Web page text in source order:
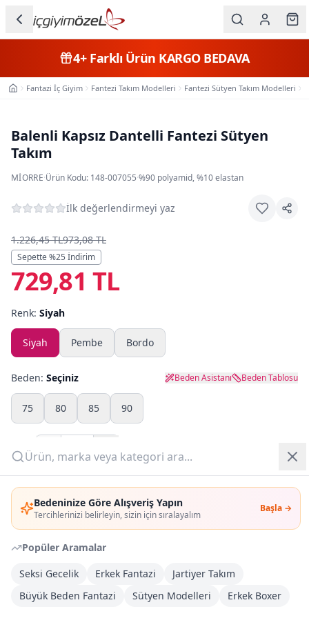
Bedeninize Göre Alışveriş Yapın
Tercihlerinizi belirleyin, sizin için sıralayalım
Başla →
Popüler Aramalar
Seksi Gecelik
Erkek Fantazi
Jartiyer Takım
Büyük Beden Fantazi
Sütyen Modelleri Erkek Boxer
Kategorileri
Erkek
Çocuk
Beden
Markalar
Plaj & Mayo
Yazlık Pijama
Yeni Gelenler
Giriş Yap
Üye Ol
4+Farklı Ürün KARGO BEDAVA
Ana SayfaFantazi İç Giyim Fantezi Takım Modelleri Fantezi Sütyen Takım Modelleri
Balenli Kapsız Dantelli Fantezi Sütyen
Takım
MIORRE·Ürün Kodu: 148-007055·%90 polyamid, %10 elastan
İlk değerlendirmeyi yaz
1.226,45 TL973,08 TL
Sepette %25 İndirim
729,81 TL
Renk: Siyah
Siyah Pembe Bordo
Beden: Seçiniz Beden Asistanı Beden Tablosu
75 80 85 90
Adet:
Sepete Ekle
Şimdi Al
DHL Kargoya Teslim